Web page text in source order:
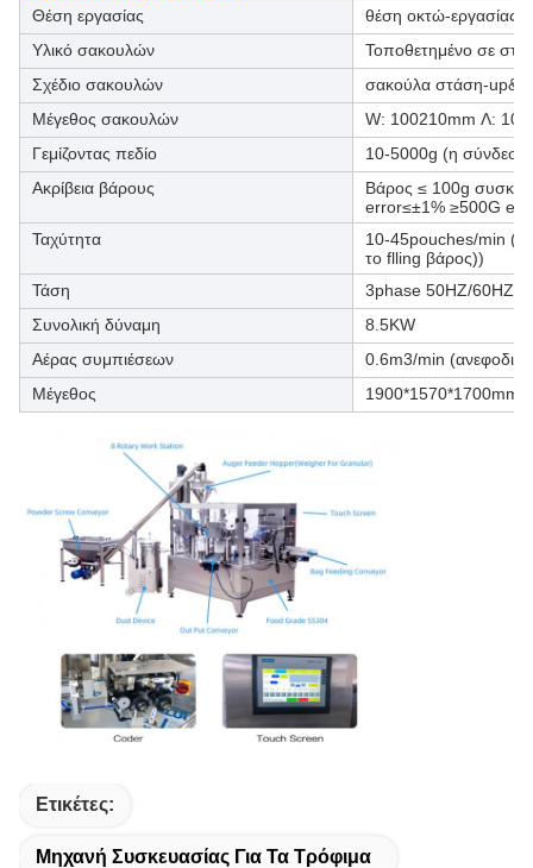
Θέση εργασίας
θέση οκτώ-εργασίας
Υλικό σακουλών
Τοποθετημένο σε
Σχέδιο σακουλών
σακούλα στάση-
Μέγεθος σακουλών
W: 100210mm Λ:
Γεμίζοντας πεδίο
10-5000g (η σύνδεση
Ακρίβεια βάρους
Βάρος ≤ 100g
error≤±1% ≥500G
Ταχύτητα
10-45pouches/min (η
το flling βάρος))
Τάση
3phase 50HZ/60HZ
Συνολική δύναμη
8.5KW
Αέρας συμπιέσεων
0.6m3/min
Μέγεθος
1900*1570*1700mm
Ετικέτες:
Μηχανή Συσκευασίας Για Τα Τρόφιμα